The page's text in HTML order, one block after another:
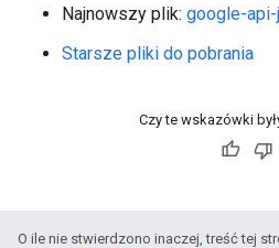
Najnowszy plik: google-
Starsze pliki do pobrania
Czy te wskazówki
O ile nie stwierdzono inaczej, treść tej